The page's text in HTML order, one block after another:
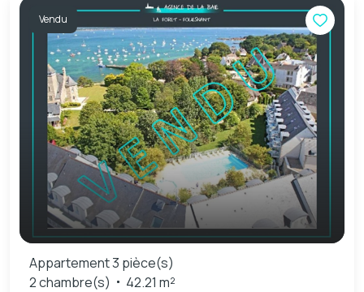
Vendu
Appartement 3 pièce(s)
2 chambre(s)
42.21 m²